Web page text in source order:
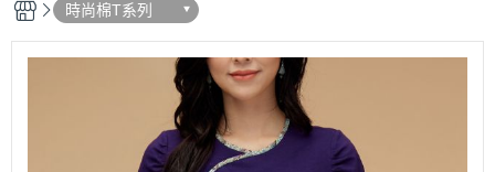
時尚棉T系列